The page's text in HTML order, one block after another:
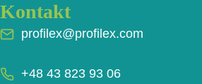
Kontakt
profilex@profilex.com
+48 43 823 93 06